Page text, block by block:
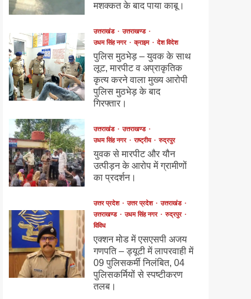
मशक्कत के बाद पाया काबू।
उत्तराखंड
उत्तराखण्ड
उधम सिंह नगर
क्राइम देश विदेश
पुलिस मुठभेड़ – युवक के साथ
लूट, मारपीट व अप्राकृतिक
कृत्य करने वाला मुख्य आरोपी
पुलिस मुठभेड़ के बाद
गिरफ्तार।
उत्तराखंड
उत्तराखण्ड
उधम सिंह नगर
राष्ट्रीय रुद्रपुर
युवक से मारपीट और यौन
उत्पीड़न के आरोप में ग्रामीणों
का प्रदर्शन।
उत्तर प्रदेश उत्तर प्रदेश
उत्तराखंड
उत्तराखण्ड
उधम सिंह नगर
रुद्रपुर
विविध
एक्शन मोड में एसएसपी अजय
गणपति – ड्यूटी में लापरवाही में
09 पुलिसकर्मी निलंबित, 04
पुलिसकर्मियों से स्पष्टीकरण
तलब।